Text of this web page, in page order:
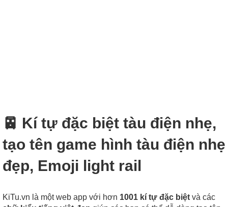
🚈 Kí tự đặc biệt tàu điện nhẹ,
tạo tên game hình tàu điện nhẹ
đẹp, Emoji light rail
KiTu.vn là một web app với hơn 1001 kí tự đặc biệt và các